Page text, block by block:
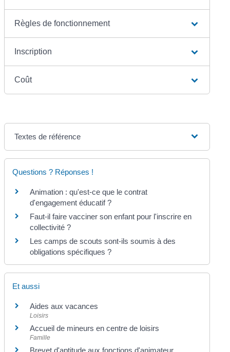
Règles de fonctionnement
Inscription
Coût
Textes de référence
Questions ? Réponses !
Animation : qu'est-ce que le contrat
d'engagement éducatif ?
Faut-il faire vacciner son enfant pour l'inscrire en
collectivité ?
Les camps de scouts sont-ils soumis à des
obligations spécifiques ?
Et aussi
Aides aux vacances
Loisirs
Accueil de mineurs en centre de loisirs
Famille